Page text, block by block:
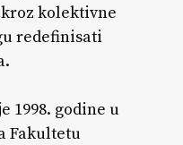
kolektivne
redefinisati
1998. godine u
Fakultetu